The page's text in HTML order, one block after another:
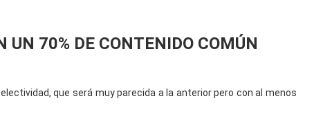
UN 70% DE CONTENIDO COMÚN
que será muy parecida a la anterior pero con al menos